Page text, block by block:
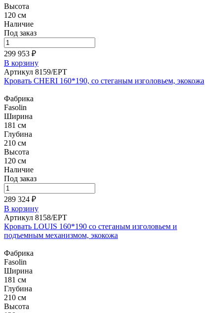
Высота
120 см
Наличие
Под заказ
299 953 ₽
В корзину
Артикул 8159/EPT
Кровать CHERI 160*190, со стеганым изголовьем, экокожа
Фабрика
Fasolin
Ширина
181 см
Глубина
210 см
Высота
120 см
Наличие
Под заказ
289 324 ₽
В корзину
Артикул 8158/EPT
Кровать LOUIS 160*190 со стеганым изголовьем и
подъемным механизмом, экокожа
Фабрика
Fasolin
Ширина
181 см
Глубина
210 см
Высота